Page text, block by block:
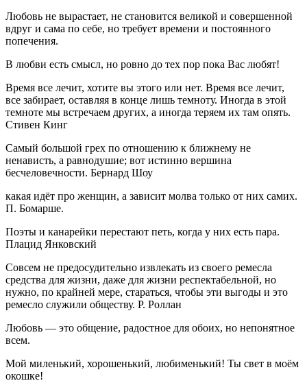
Любовь не вырастает, не становится великой и совершенной
вдруг и сама по себе, но требует времени и постоянного
попечения.
В любви есть смысл, но ровно до тех пор пока Вас любят!
Время все лечит, хотите вы этого или нет. Время все лечит,
все забирает, оставляя в конце лишь темноту. Иногда в этой
темноте мы встречаем других, а иногда теряем их там опять.
Стивен Кинг
Самый большой грех по отношению к ближнему не
ненависть, а равнодушие; вот истинно вершина
бесчеловечности. Бернард Шоу
какая идёт про женщин, а зависит молва только от них самих.
П. Бомарше.
Поэты и канарейки перестают петь, когда у них есть пара.
Плацид Янковский
Совсем не предосудительно извлекать из своего ремесла
средства для жизни, даже для жизни респектабельной, но
нужно, по крайней мере, стараться, чтобы эти выгоды и это
ремесло служили обществу. Р. Роллан
Любовь — это общение, радостное для обоих, но непонятное
всем.
Мой миленький, хорошенький, любименький! Ты свет в моём
окошке!